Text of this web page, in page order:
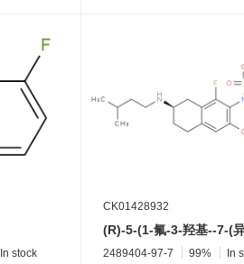
In stock
CK01428932
2489404-97-7 99% In